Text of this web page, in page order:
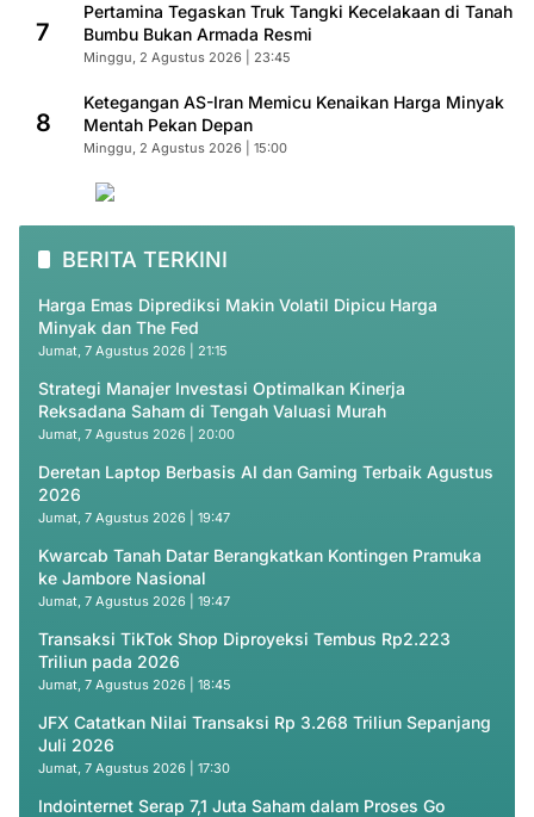
7
Pertamina Tegaskan Truk Tangki Kecelakaan di Tanah
Bumbu Bukan Armada Resmi
Minggu, 2 Agustus 2026 | 23:45
8
Ketegangan AS-Iran Memicu Kenaikan Harga Minyak
Mentah Pekan Depan
Minggu, 2 Agustus 2026 | 15:00
BERITA TERKINI
Harga Emas Diprediksi Makin Volatil Dipicu Harga
Minyak dan The Fed
Jumat, 7 Agustus 2026 | 21:15
Strategi Manajer Investasi Optimalkan Kinerja
Reksadana Saham di Tengah Valuasi Murah
Jumat, 7 Agustus 2026 | 20:00
Deretan Laptop Berbasis AI dan Gaming Terbaik Agustus
2026
Jumat, 7 Agustus 2026 | 19:47
Kwarcab Tanah Datar Berangkatkan Kontingen Pramuka
ke Jambore Nasional
Jumat, 7 Agustus 2026 | 19:47
Transaksi TikTok Shop Diproyeksi Tembus Rp2.223
Triliun pada 2026
Jumat, 7 Agustus 2026 | 18:45
JFX Catatkan Nilai Transaksi Rp 3.268 Triliun Sepanjang
Juli 2026
Jumat, 7 Agustus 2026 | 17:30
Indointernet Serap 7,1 Juta Saham dalam Proses Go